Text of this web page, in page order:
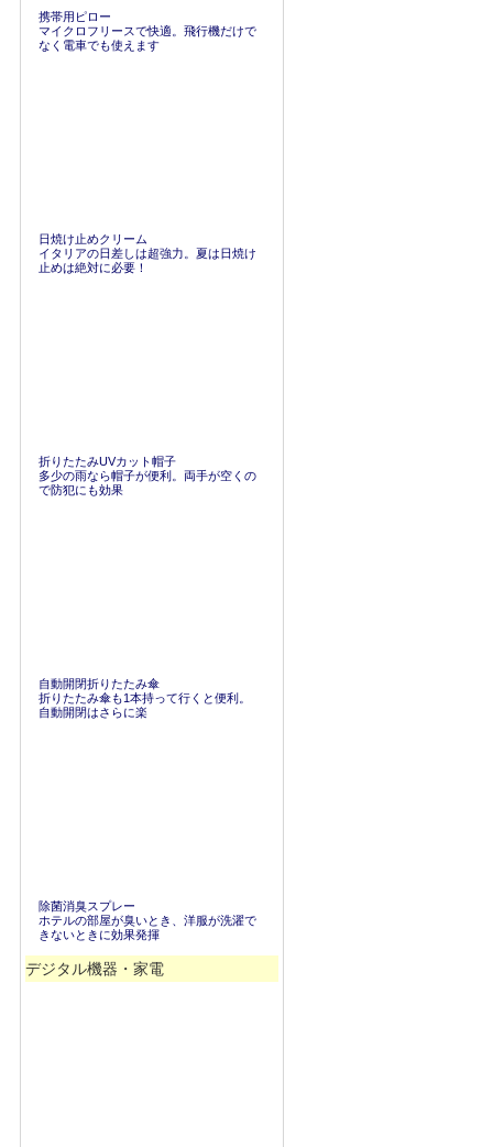
携帯用ピロー
マイクロフリースで快適。飛行機だけで
なく電車でも使えます
日焼け止めクリーム
イタリアの日差しは超強力。夏は日焼け
止めは絶対に必要！
折りたたみUVカット帽子
多少の雨なら帽子が便利。両手が空くの
で防犯にも効果
自動開閉折りたたみ傘
折りたたみ傘も1本持って行くと便利。
自動開閉はさらに楽
除菌消臭スプレー
ホテルの部屋が臭いとき、洋服が洗濯で
きないときに効果発揮
デジタル機器・家電